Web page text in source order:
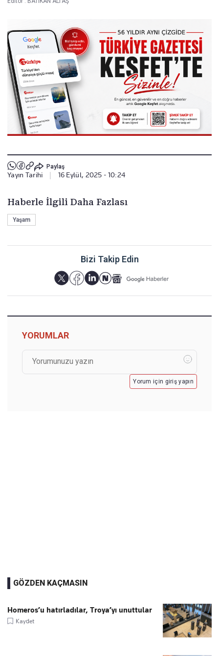
Paylaş
Yayın Tarihi 16 Eylül, 2025 - 10:24
Haberle İlgili Daha Fazlası
Yaşam
Bizi Takip Edin
YORUMLAR
Yorum için giriş yapın
GÖZDEN KAÇMASIN
Homeros’u hatırladılar, Troya’yı unuttular
Kaydet